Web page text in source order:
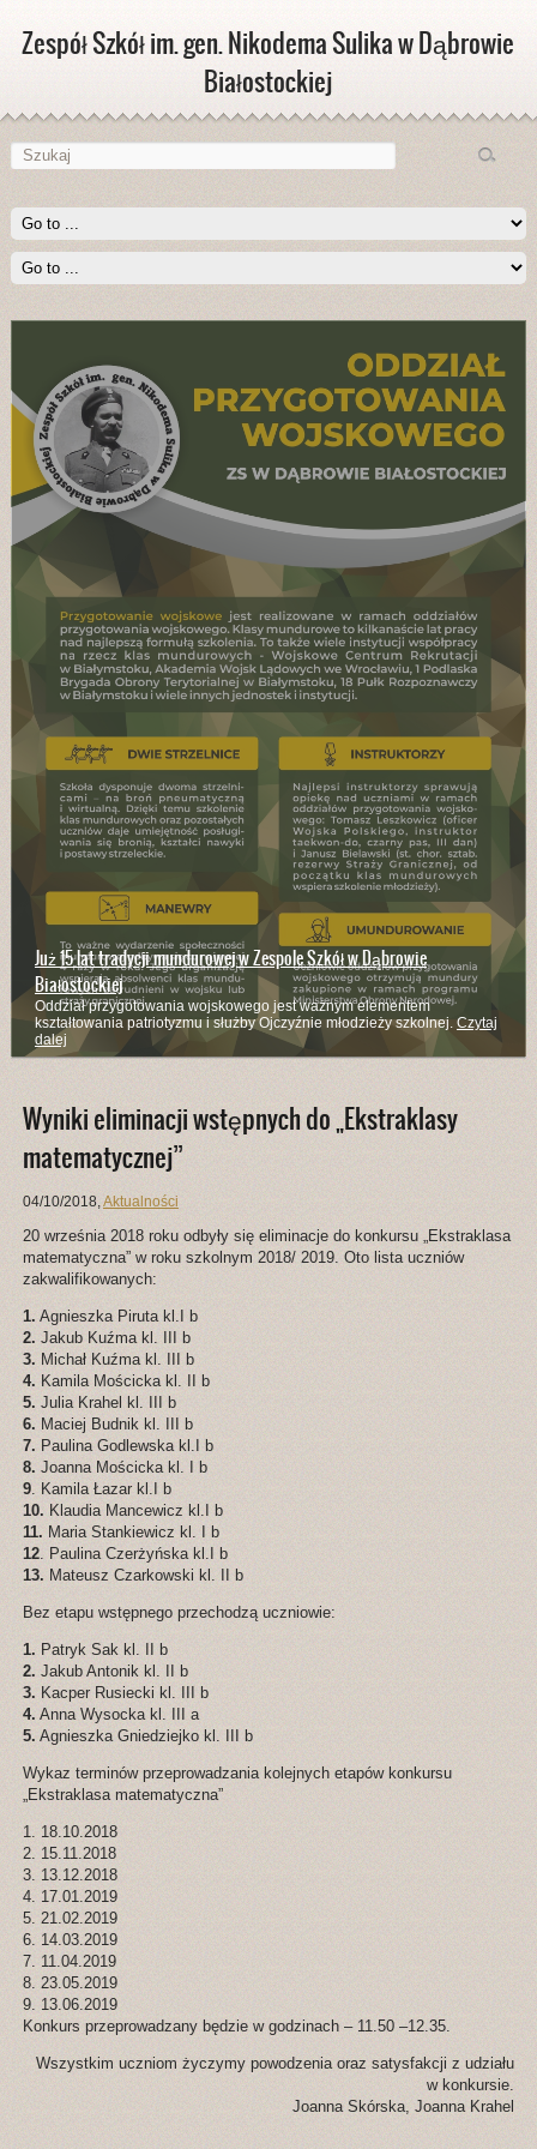
Zespół Szkół im. gen. Nikodema Sulika w Dąbrowie
Białostockiej
Już 15 lat tradycji mundurowej w Zespole Szkół w Dąbrowie
Białostockiej
Oddział przygotowania wojskowego jest ważnym elementem
kształtowania patriotyzmu i służby Ojczyźnie młodzieży szkolnej. Czytaj
dalej
Wyniki eliminacji wstępnych do „Ekstraklasy
matematycznej”
04/10/2018,Aktualności
20 września 2018 roku odbyły się eliminacje do konkursu „Ekstraklasa
matematyczna” w roku szkolnym 2018/ 2019. Oto lista uczniów
zakwalifikowanych:
1. Agnieszka Piruta kl.I b
2. Jakub Kuźma kl. III b
3. Michał Kuźma kl. III b
4. Kamila Mościcka kl. II b
5. Julia Krahel kl. III b
6. Maciej Budnik kl. III b
7. Paulina Godlewska kl.I b
8. Joanna Mościcka kl. I b
9. Kamila Łazar kl.I b
10. Klaudia Mancewicz kl.I b
11. Maria Stankiewicz kl. I b
12. Paulina Czerżyńska kl.I b
13. Mateusz Czarkowski kl. II b
Bez etapu wstępnego przechodzą uczniowie:
1. Patryk Sak kl. II b
2. Jakub Antonik kl. II b
3. Kacper Rusiecki kl. III b
4. Anna Wysocka kl. III a
5. Agnieszka Gniedziejko kl. III b
Wykaz terminów przeprowadzania kolejnych etapów konkursu
„Ekstraklasa matematyczna”
1. 18.10.2018
2. 15.11.2018
3. 13.12.2018
4. 17.01.2019
5. 21.02.2019
6. 14.03.2019
7. 11.04.2019
8. 23.05.2019
9. 13.06.2019
Konkurs przeprowadzany będzie w godzinach – 11.50 –12.35.
Wszystkim uczniom życzymy powodzenia oraz satysfakcji z udziału
w konkursie.
Joanna Skórska, Joanna Krahel